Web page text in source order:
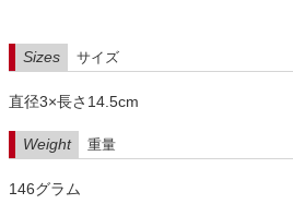
Sizes サイズ
直径3×長さ14.5cm
Weight 重量
146グラム